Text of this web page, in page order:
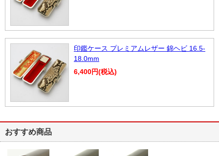
印鑑ケース プレミアムレザー 錦ヘビ 16.5-
18.0mm
6,400円(税込)
おすすめ商品